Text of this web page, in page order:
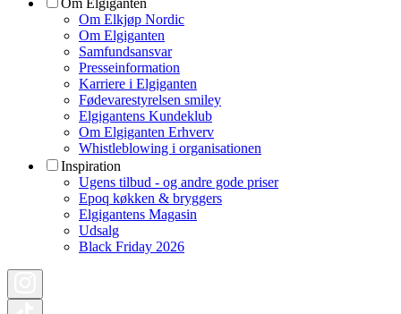
Om Elkjøp Nordic
Om Elgiganten
Samfundsansvar
Presseinformation
Karriere i Elgiganten
Fødevarestyrelsen smiley
Elgigantens Kundeklub
Om Elgiganten Erhverv
Whistleblowing i organisationen
Inspiration
Ugens tilbud - og andre gode priser
Epoq køkken & bryggers
Elgigantens Magasin
Udsalg
Black Friday 2026